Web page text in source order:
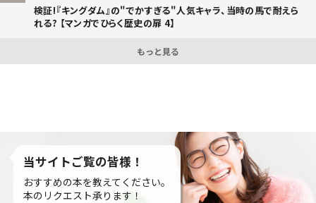
検証!『キングダム』の"でかすぎる"人気キャラ、当時の馬で耐えら
れる? 【マンガでひらく歴史の扉 4】
もっと見る
当サイトご覧の皆様！
おすすめの本を教えてください。
本のリクエスト承ります！